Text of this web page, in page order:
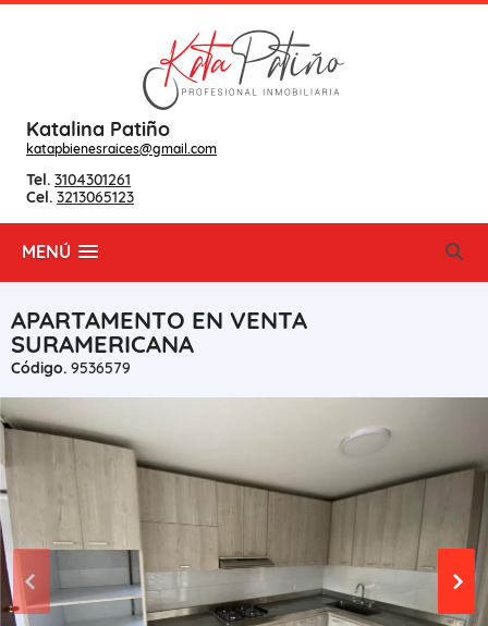
Katalina Patiño
katapbienesraices@gmail.com
Tel. 3104301261
Cel. 3213065123
MENÚ
APARTAMENTO EN VENTA
SURAMERICANA
Código. 9536579